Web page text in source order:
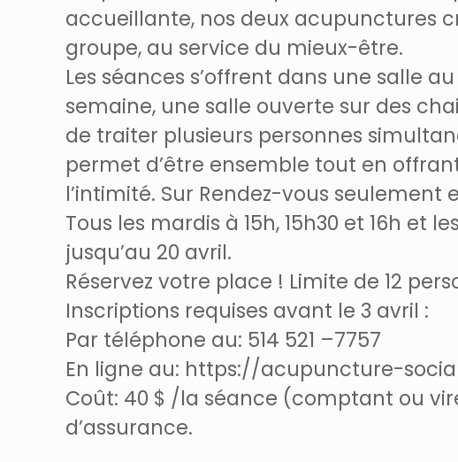
accueillante, nos deux acupunctures
groupe, au service du mieux-être.
Les séances s’offrent dans une salle
semaine, une salle ouverte sur des
de traiter plusieurs personnes
permet d’être ensemble tout en
l’intimité. Sur Rendez-vous seulement
Tous les mardis à 15h, 15h30 et 16h et les
jusqu’au 20 avril.
Réservez votre place ! Limite de 12
Inscriptions requises avant le 3 avril :
Par téléphone au: 514 521 –7757
En ligne au: https://acupuncture-
Coût: 40 $ /la séance (comptant ou
d’assurance.